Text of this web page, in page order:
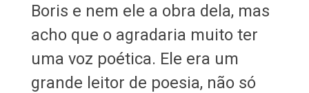
Boris e nem ele a obra dela, mas
acho que o agradaria muito ter
uma voz poética. Ele era um
grande leitor de poesia, não só